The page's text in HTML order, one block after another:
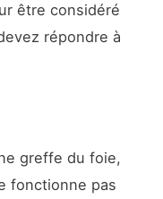
être considéré
répondre à
greffe du foie,
fonctionne pas